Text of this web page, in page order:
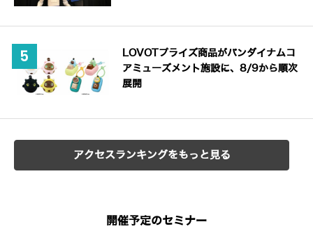
LOVOTプライズ商品がバンダイナムコ
アミューズメント施設に、8/9から順次
展開
アクセスランキングをもっと見る
開催予定のセミナー